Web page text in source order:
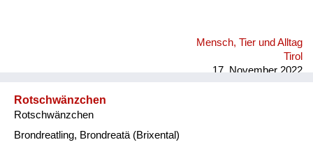
Mensch, Tier und Alltag
Tirol
17. November 2022
Rotschwänzchen
Rotschwänzchen
Brondreatling, Brondreatä (Brixental)